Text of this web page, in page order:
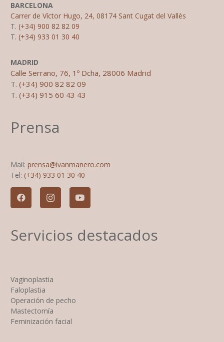
BARCELONA
Carrer de Víctor Hugo, 24, 08174 Sant Cugat del Vallès
T. (+34) 900 82 82 09
T. (+34) 933 01 30 40
MADRID
Calle Serrano, 76, 1º Dcha, 28006 Madrid
T. (+34) 900 82 82 09
T. (+34) 915 60 43 43
Prensa
Mail: prensa@ivanmanero.com
Tel: (+34) 933 01 30 40
Servicios destacados
Vaginoplastia
Faloplastia
Operación de pecho
Mastectomía
Feminización facial